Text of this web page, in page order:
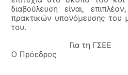
διαβούλευση είναι,
πρακτικών υπονόμευσης του
του.
Για τη ΓΣΕΕ
Ο Πρόεδρος